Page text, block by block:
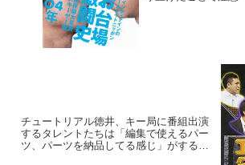
チュートリアル徳井、キー局に番組出演
するタレントたちは「編集で使えるパー
ツ、パーツを納品してる感じ」がすると